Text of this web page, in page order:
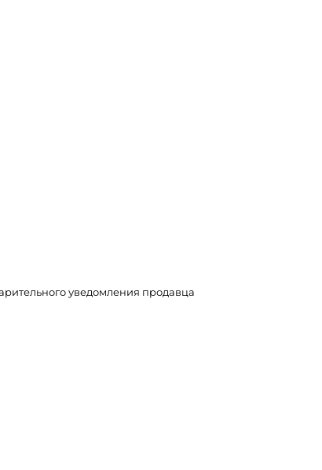
уведомления продавца